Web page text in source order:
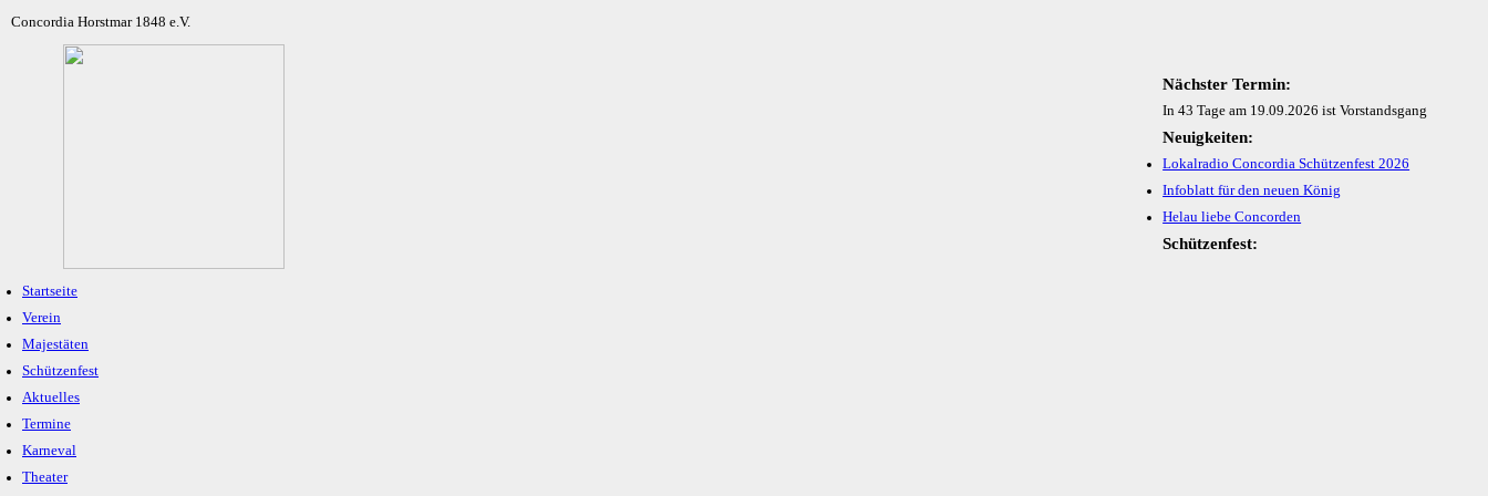
Concordia Horstmar 1848 e.V.
Startseite
Verein
Majestäten
Schützenfest
Aktuelles
Termine
Karneval
Theater
Nächster Termin:
In 43 Tage am 19.09.2026 ist Vorstandsgang
Neuigkeiten:
Lokalradio Concordia Schützenfest 2026
Infoblatt für den neuen König
Helau liebe Concorden
Schützenfest: